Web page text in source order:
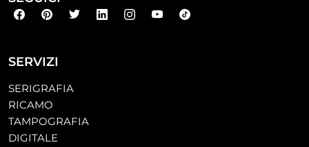
SERVIZI
SERIGRAFIA
RICAMO
TAMPOGRAFIA
DIGITALE